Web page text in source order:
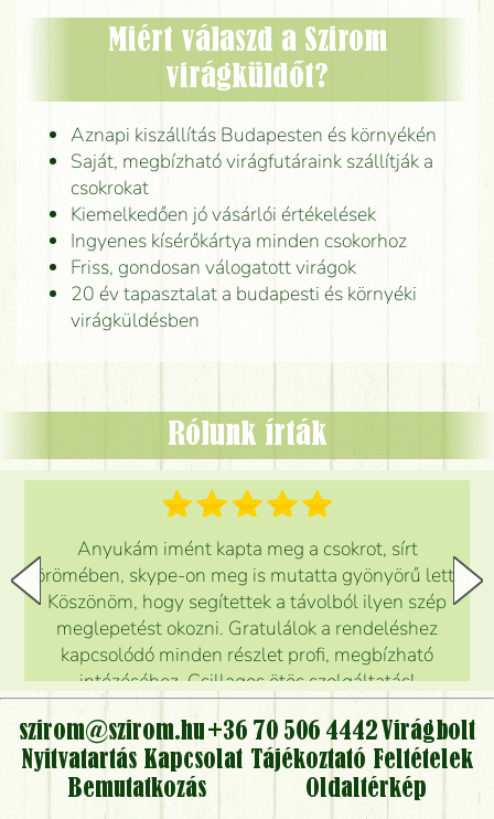
Miért válaszd a Szirom
virágküldőt?
Aznapi kiszállítás Budapesten és környékén
Saját, megbízható virágfutáraink szállítják a
csokrokat
Kiemelkedően jó vásárlói értékelések
Ingyenes kísérőkártya minden csokorhoz
Friss, gondosan válogatott virágok
20 év tapasztalat a budapesti és környéki
virágküldésben
Rólunk írták
Anyukám imént kapta meg a csokrot, sírt
örömében, skype-on meg is mutatta gyönyörű lett.
Köszönöm, hogy segítettek a távolból ilyen szép
meglepetést okozni. Gratulálok a rendeléshez
kapcsolódó minden részlet profi, megbízható
intézéséhez. Csillagos ötös szolgáltatás!
Mónika (5/5)
szirom@szirom.hu +36 70 506 4442 Virágbolt
Nyitvatartás Kapcsolat Tájékoztató Feltételek
Bemutatkozás
Oldaltérkép